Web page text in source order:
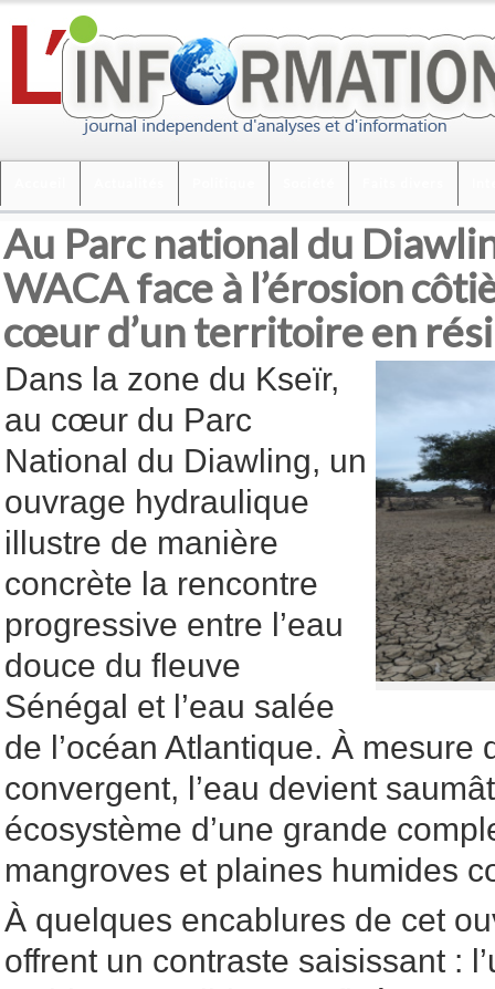
Au Parc national du
WACA face à l’érosion
cœur d’un territoire en
Dans la zone du Kseïr,
au cœur du Parc
National du Diawling, un
ouvrage hydraulique
illustre de manière
concrète la rencontre
progressive entre l’eau
douce du fleuve
Sénégal et l’eau salée
de l’océan Atlantique. À mesure
convergent, l’eau devient
écosystème d’une grande
mangroves et plaines humides
À quelques encablures de cet
offrent un contraste saisissant :